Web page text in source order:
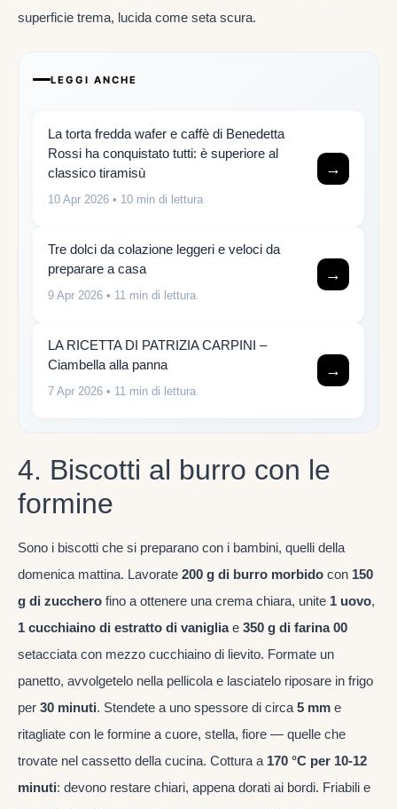
superficie trema, lucida come seta scura.
LEGGI ANCHE
La torta fredda wafer e caffè di Benedetta
Rossi ha conquistato tutti: è superiore al
classico tiramisù
10 Apr 2026 • 10 min di lettura
→
Tre dolci da colazione leggeri e veloci da
preparare a casa
9 Apr 2026 • 11 min di lettura
→
LA RICETTA DI PATRIZIA CARPINI –
Ciambella alla panna
7 Apr 2026 • 11 min di lettura
→
4. Biscotti al burro con le
formine
Sono i biscotti che si preparano con i bambini, quelli della
domenica mattina. Lavorate 200 g di burro morbido con 150
g di zucchero fino a ottenere una crema chiara, unite 1 uovo,
1 cucchiaino di estratto di vanigliae 350 g di farina 00
setacciata con mezzo cucchiaino di lievito. Formate un
panetto, avvolgetelo nella pellicola e lasciatelo riposare in frigo
per 30 minuti. Stendete a uno spessore di circa5 mm e
ritagliate con le formine a cuore, stella, fiore — quelle che
trovate nel cassetto della cucina. Cottura a 170 °C per 10-12
minuti: devono restare chiari, appena dorati ai bordi. Friabili e